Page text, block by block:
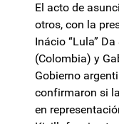
El acto de
otros, con la
Inácio “Lula”
(Colombia) y
Gobierno
confirmaron si
en